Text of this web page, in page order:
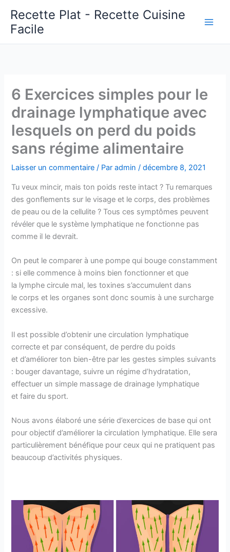
contenu
Recette Plat - Recette Cuisine
Facile
6 Exercices simples pour le
drainage lymphatique avec
lesquels on perd du poids
sans régime alimentaire
Laisser un commentaire / Paradmin/décembre 8, 2021
Tu veux mincir, mais ton poids reste intact ? Tu remarques
des gonflements sur le visage et le corps, des problèmes
de peau ou de la cellulite ? Tous ces symptômes peuvent
révéler que le système lymphatique ne fonctionne pas
comme il le devrait.
On peut le comparer à une pompe qui bouge constamment
: si elle commence à moins bien fonctionner et que
la lymphe circule mal, les toxines s’accumulent dans
le corps et les organes sont donc soumis à une surcharge
excessive.
Il est possible d’obtenir une circulation lymphatique
correcte et par conséquent, de perdre du poids
et d’améliorer ton bien-être par les gestes simples suivants
: bouger davantage, suivre un régime d’hydratation,
effectuer un simple massage de drainage lymphatique
et faire du sport.
Nous avons élaboré une série d’exercices de base qui ont
pour objectif d’améliorer la circulation lymphatique. Elle sera
particulièrement bénéfique pour ceux qui ne pratiquent pas
beaucoup d’activités physiques.